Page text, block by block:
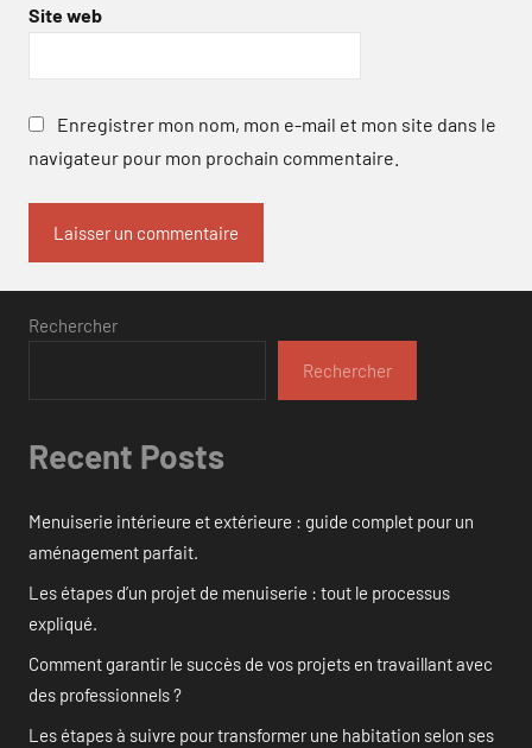
Site web
Enregistrer mon nom, mon e-mail et mon site dans le
navigateur pour mon prochain commentaire.
Rechercher
Rechercher
Recent Posts
Menuiserie intérieure et extérieure : guide complet pour un
aménagement parfait.
Les étapes d’un projet de menuiserie : tout le processus
expliqué.
Comment garantir le succès de vos projets en travaillant avec
des professionnels ?
Les étapes à suivre pour transformer une habitation selon ses